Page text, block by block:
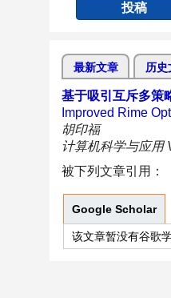
投稿
最新文章 历史
基于吸引互斥多策
Improved Rime
胡印福
计算机科学与应用
被下列文章引用：
Google Scholar
该文章暂没有谷歌